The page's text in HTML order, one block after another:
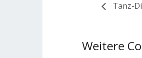
Tanz-
Weitere